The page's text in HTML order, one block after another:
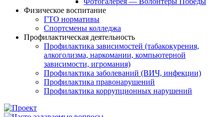
Физическое воспитание
ГТО нормативы
Спортсмены колледжа
Профилактическая деятельность
Профилактика зависимостей (табакокурения,
алкоголизма, наркомании, компьютерной
зависимости, игромания)
Профилактика заболеваний (ВИЧ, инфекции)
Профилактика правонарушений
Профилактика коррупционных нарушений